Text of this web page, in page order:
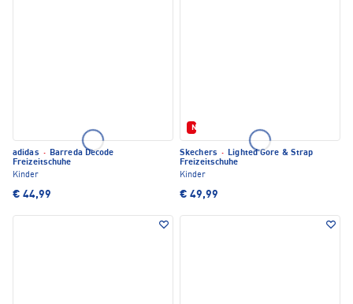
adidas · Barreda Decode
Freizeitschuhe
Kinder
€ 44,99
Neu
Skechers · Lighted Gore & Strap
Freizeitschuhe
Kinder
€ 49,99